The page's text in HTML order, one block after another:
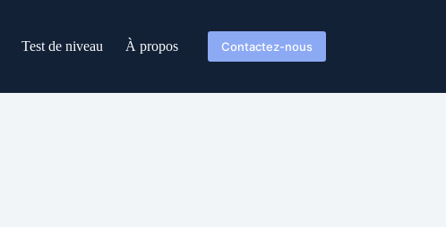
Test de niveau À propos Contactez-nous